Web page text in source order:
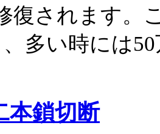
復されます。
多い時には
本鎖切断